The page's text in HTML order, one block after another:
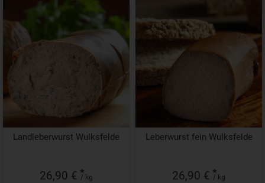
Landleberwurst Wulksfelde
26,90 € *
/ kg
Leberwurst fein Wulksfelde
26,90 € *
/ kg